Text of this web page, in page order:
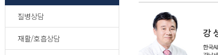
질병상담
재활/호흡상담